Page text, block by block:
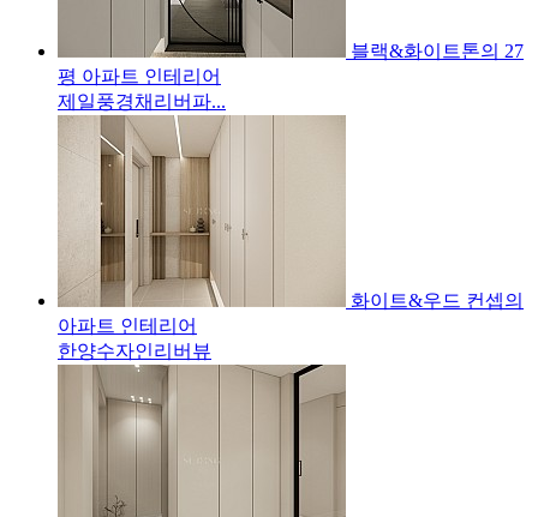
블랙&화이트톤의 27
평 아파트 인테리어
제일풍경채리버파...
화이트&우드 컨셉의
아파트 인테리어
한양수자인리버뷰